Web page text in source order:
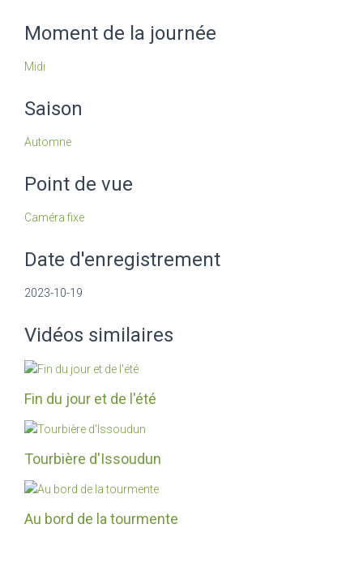
Moment de la journée
Midi
Saison
Automne
Point de vue
Caméra fixe
Date d'enregistrement
2023-10-19
Vidéos similaires
Fin du jour et de l'été
Tourbière d'Issoudun
Au bord de la tourmente